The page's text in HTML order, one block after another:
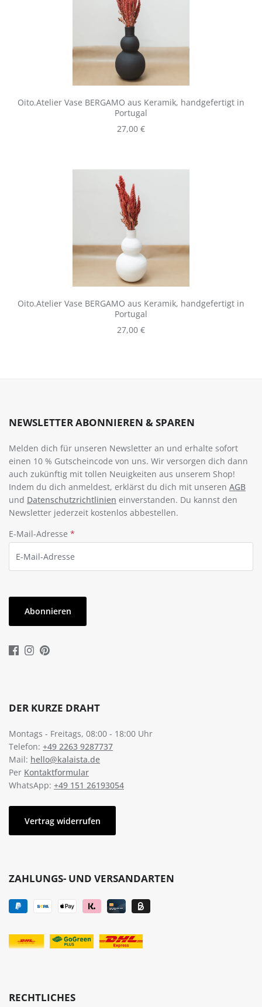
Oito.Atelier Vase BERGAMO aus Keramik, handgefertigt in
Portugal
Regulärer Preis:
27,00 €
Oito.Atelier Vase BERGAMO aus Keramik, handgefertigt in
Portugal
Regulärer Preis:
27,00 €
NEWSLETTER ABONNIEREN & SPAREN
Melden dich für unseren Newsletter an und erhalte sofort
einen 10 % Gutscheincode von uns. Wir versorgen dich dann
auch zukünftig mit tollen Neuigkeiten aus unserem Shop!
Indem du dich anmeldest, erklärst du dich mit unseren AGB
und Datenschutzrichtlinien einverstanden. Du kannst den
Newsletter jederzeit kostenlos abbestellen.
E-Mail-Adresse *
Abonnieren
DER KURZE DRAHT
Montags - Freitags, 08:00 - 18:00 Uhr
Telefon: +49 2263 9287737
Mail: hello@kalaista.de
Per Kontaktformular
WhatsApp: +49 151 26193054
Vertrag widerrufen
ZAHLUNGS- UND VERSANDARTEN
RECHTLICHES